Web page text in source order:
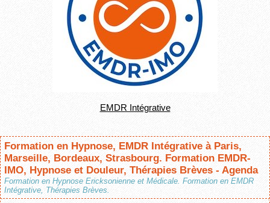
EMDR Intégrative
Formation en Hypnose, EMDR Intégrative à Paris,
Marseille, Bordeaux, Strasbourg. Formation EMDR-
IMO, Hypnose et Douleur, Thérapies Brèves - Agenda
Formation en Hypnose Ericksonienne et Médicale. Formation en EMDR
Intégrative, Thérapies Brèves.